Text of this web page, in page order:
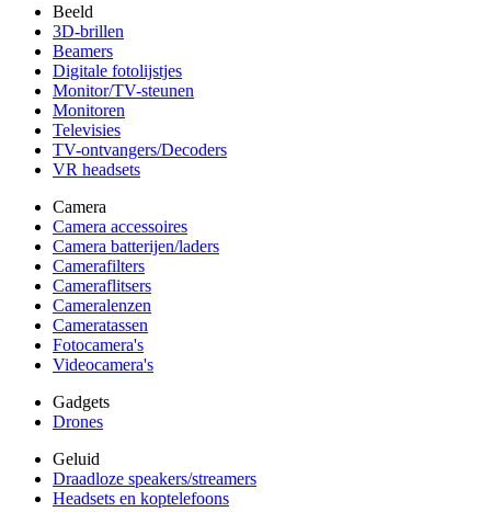
Beeld
3D-brillen
Beamers
Digitale fotolijstjes
Monitor/TV-steunen
Monitoren
Televisies
TV-ontvangers/Decoders
VR headsets
Camera
Camera accessoires
Camera batterijen/laders
Camerafilters
Cameraflitsers
Cameralenzen
Cameratassen
Fotocamera's
Videocamera's
Gadgets
Drones
Geluid
Draadloze speakers/streamers
Headsets en koptelefoons